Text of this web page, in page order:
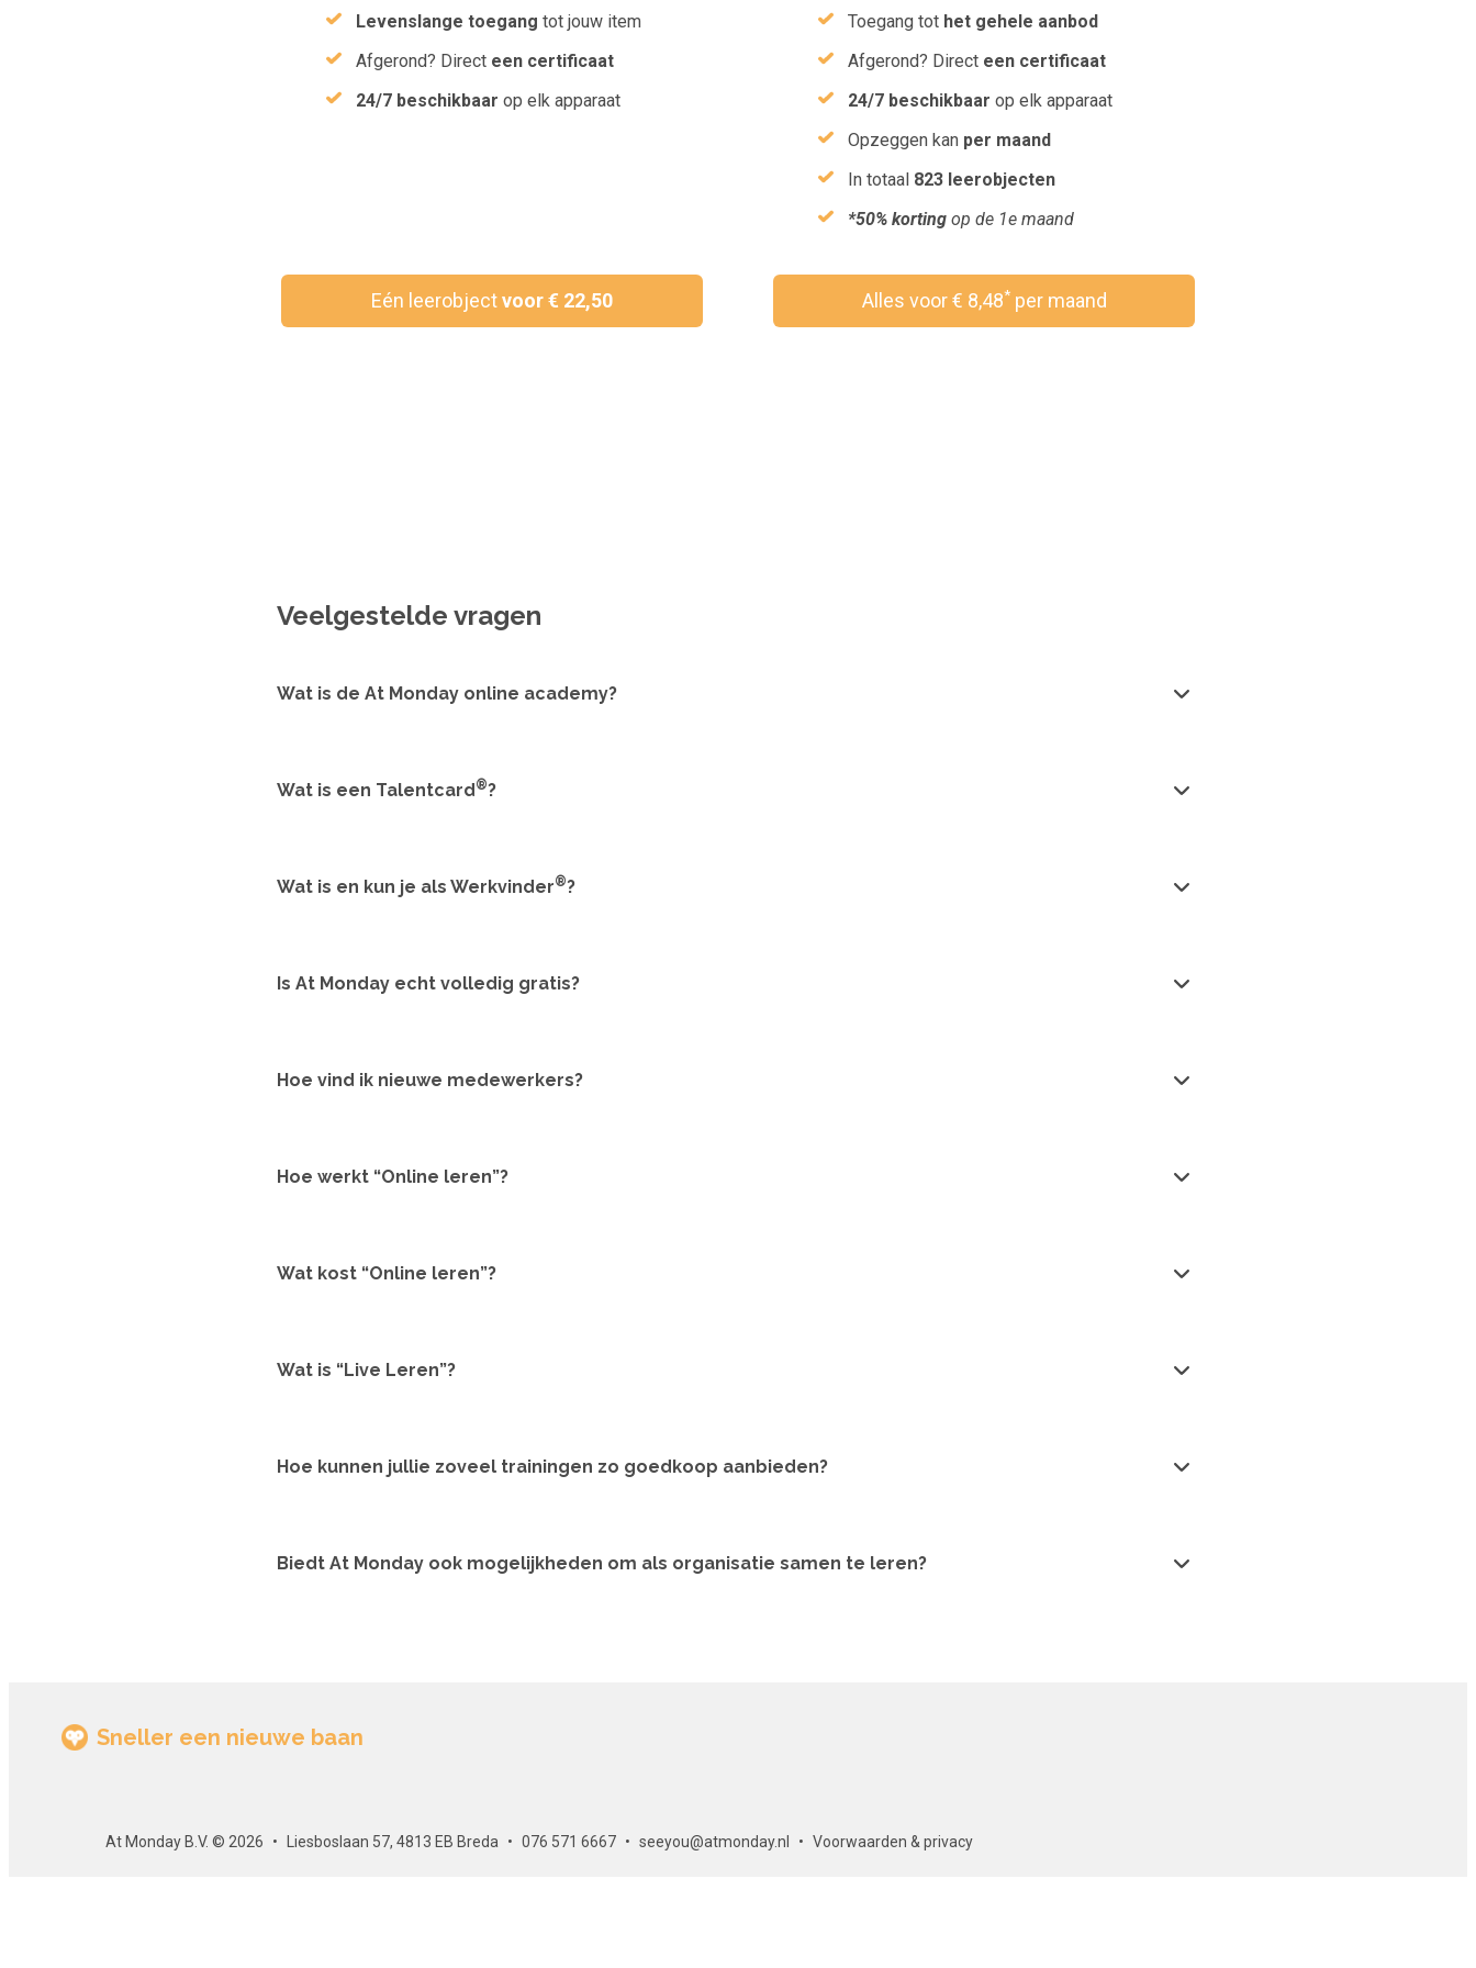
Levenslange toegang tot jouw item
Afgerond? Direct een certificaat
24/7 beschikbaar op elk apparaat
Eén leerobjectvoor € 22,50
Toegang tot het gehele aanbod
Afgerond? Direct een certificaat
24/7 beschikbaar op elk apparaat
Opzeggen kan per maand
In totaal 823 leerobjecten
*50% korting op de 1e maand
Alles voor € 8,48*per maand
Veelgestelde vragen
Wat is de At Monday online academy?
Wat is een Talentcard®?
Wat is en kun je als Werkvinder®?
Is At Monday echt volledig gratis?
Hoe vind ik nieuwe medewerkers?
Hoe werkt “Online leren”?
Wat kost “Online leren”?
Wat is “Live Leren”?
Hoe kunnen jullie zoveel trainingen zo goedkoop aanbieden?
Biedt At Monday ook mogelijkheden om als organisatie samen te leren?
Sneller een nieuwe baan
At Monday B.V. © 2026 Liesboslaan 57, 4813 EB Breda 076 571 6667 seeyou@atmonday.nl Voorwaarden & privacy